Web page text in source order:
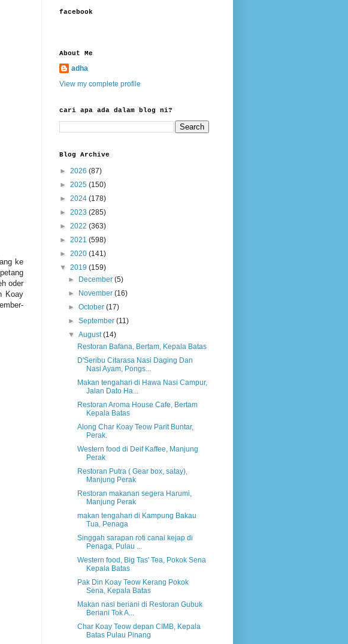
ke
oder
Koay
facebook
About Me
adha
View my complete profile
cari apa ada dalam blog ni?
Blog Archive
► 2026 (87)
► 2025 (150)
► 2024 (178)
► 2023 (285)
► 2022 (363)
► 2021 (598)
► 2020 (141)
▼ 2019 (159)
►
December(5)
►
November(16)
►October(17)
►September(11)
▼August(14)
Restoran Bafana, Bertam, Kepala Batas
D'Seribu Citarasa Nasi Daging Dan
Nasi Ayam, Pongs...
Makan tengahari di Hawa Nasi Campur,
Jalan Dato Ha...
Restoran Aroma House Cafe, Bertam
Kepala Batas
Along Char Koay Teow Parit Buntar,
Perak.
Western food di Deif Kaffee, Manjung
Perak
Restoran Putra ( Gear box, satay),
Manjung Perak
Restoran makanan segera Harumi,
Manjung Perak
makan tengahari di Kampung Bakau
Tua, Penaga
Singgah sarapan roti canai kejap di
Penaga, Pulau ...
Western food, Big Tas' Tea, Pokok Sena
Kepala Batas
Pak Din Koay Teow Kerang Pokok
Sena, Kepala Batas
Makan nasi beriani di Restoran Gubuk
Beriani Tok A...
Char Koay Teow depan CIMB, Kepala
Batas Pulau Pinang